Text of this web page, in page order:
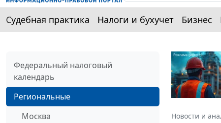
Судебная практика Налоги и бухучет Бизнес
Федеральный налоговый
календарь
Региональные
Москва
Новости и